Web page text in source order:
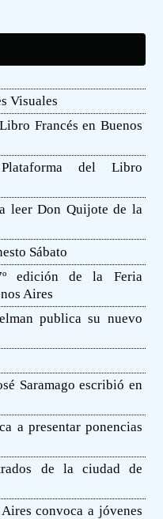
Visuales
Francés en Buenos
del Libro
leer Don Quijote de la
Sábato
edición de la Feria
Aires
publica su nuevo
Saramago escribió en
a presentar ponencias
de la ciudad de
convoca a jóvenes